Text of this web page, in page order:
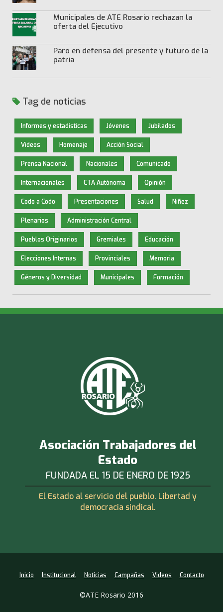
Municipales de ATE Rosario rechazan la
oferta del Ejecutivo
Paro en defensa del presente y futuro de la
patria
Tag de noticias
Informes y estadísticas Jóvenes Jubilados
Videos Homenaje Acción Social
Prensa Nacional Nacionales Comunicado
Internacionales CTA Autónoma Opinión
Codo a Codo Presentaciones Salud Niñez
Plenarios Administración Central
Pueblos Originarios Gremiales Educación
Elecciones Internas Provinciales Memoria
Géneros y Diversidad Municipales Formación
Asociación Trabajadores del
Estado
FUNDADA EL 15 DE ENERO DE 1925
El Estado al servicio del pueblo. Libertad y
democracia sindical.
Inicio Institucional Noticias Campañas Videos Contacto
©ATE Rosario 2016